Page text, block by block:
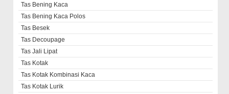
Tas Bening Kaca
Tas Bening Kaca Polos
Tas Besek
Tas Decoupage
Tas Jali Lipat
Tas Kotak
Tas Kotak Kombinasi Kaca
Tas Kotak Lurik